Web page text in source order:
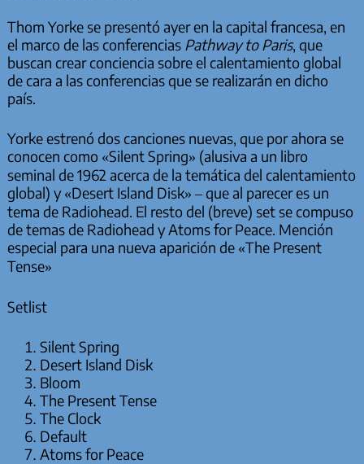
Thom Yorke se presentó ayer en la capital francesa, en
el marco de las conferencias Pathway to Paris, que
buscan crear conciencia sobre el calentamiento global
de cara a las conferencias que se realizarán en dicho
país.
Yorke estrenó dos canciones nuevas, que por ahora se
conocen como «Silent Spring» (alusiva a un libro
seminal de 1962 acerca de la temática del calentamiento
global) y «Desert Island Disk» – que al parecer es un
tema de Radiohead. El resto del (breve) set se compuso
de temas de Radiohead y Atoms for Peace. Mención
especial para una nueva aparición de «The Present
Tense»
Setlist
Silent Spring
Desert Island Disk
Bloom
The Present Tense
The Clock
Default
Atoms for Peace